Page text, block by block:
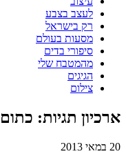
לעצב בצבע
רק בישראל
מסעות בעולם
סיפורי בדים
מהמטבח שלי
הגיגים
צילום
ארכיון תגיות: כתום
20 במאי 2013